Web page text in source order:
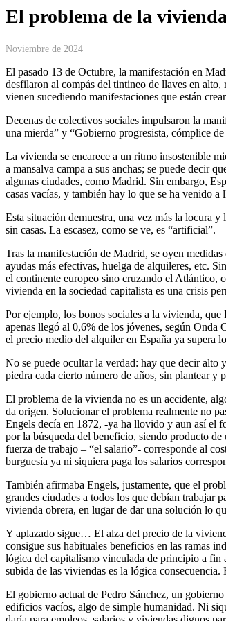
El problema de la vivienda
Noviembre de 2024
El pasado 13 de Octubre, la manifestación en
desfilaron al compás del tintineo de llaves en
vienen sucediendo manifestaciones que están
Decenas de colectivos sociales impulsaron la
una mierda” y “Gobierno progresista, cómplice de
La vivienda se encarece a un ritmo insostenible
a mansalva campa a sus anchas; se puede decir
algunas ciudades, como Madrid. Sin embargo,
casas vacías, y también hay lo que se ha venido a
Esta situación demuestra, una vez más la locura
sin casas. La escasez, como se ve, es “artificial”.
Tras la manifestación de Madrid, se oyen
ayudas más efectivas, huelga de alquileres, etc.
el continente europeo sino cruzando el Atlántico,
vivienda en la sociedad capitalista es una crisis
Por ejemplo, los bonos sociales a la vivienda,
apenas llegó al 0,6% de los jóvenes, según
el precio medio del alquiler en España ya supera
No se puede ocultar la verdad: hay que decir alto
piedra cada cierto número de años, sin plantear y
El problema de la vivienda no es un accidente,
da origen. Solucionar el problema realmente no
Engels decía en 1872, -ya ha llovido y aun así el
por la búsqueda del beneficio, siendo producto
fuerza de trabajo – “el salario”- corresponde al
burguesía ya ni siquiera paga los salarios
También afirmaba Engels, justamente, que el
grandes ciudades a todos los que debían trabajar
vivienda obrera, en lugar de dar una solución lo
Y aplazado sigue… El alza del precio de la
consigue sus habituales beneficios en las ramas
lógica del capitalismo vinculada de principio a fin
subida de las viviendas es la lógica
El gobierno actual de Pedro Sánchez, un
edificios vacíos, algo de simple humanidad. Ni